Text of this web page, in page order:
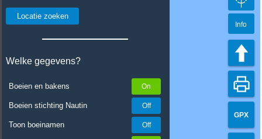
Welke gegevens?
Boeien en bakens
Boeien stichting Nautin
Toon boeinamen
GPX
Info